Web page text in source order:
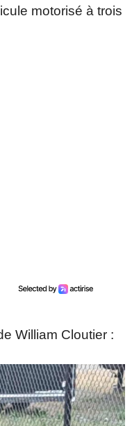
motorisé à trois
William Cloutier :